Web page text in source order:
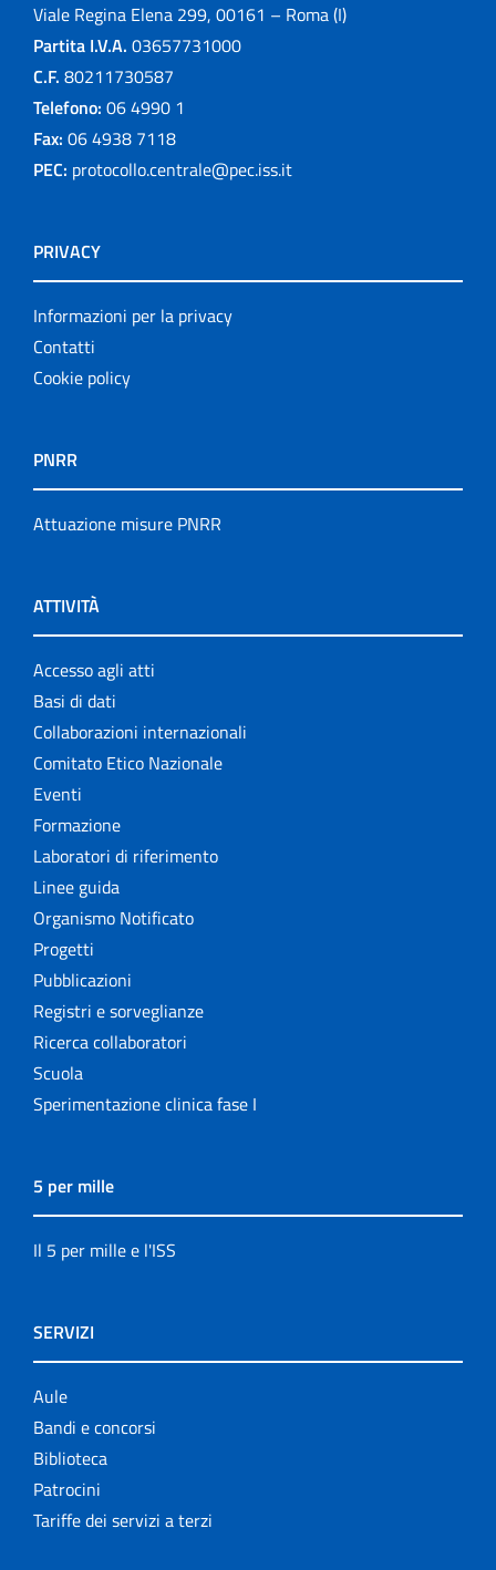
Viale Regina Elena 299, 00161 – Roma (I)
Partita I.V.A. 03657731000
C.F. 80211730587
Telefono: 06 4990 1
Fax: 06 4938 7118
PEC: protocollo.centrale@pec.iss.it
PRIVACY
Informazioni per la privacy
Contatti
Cookie policy
PNRR
Attuazione misure PNRR
ATTIVITÀ
Accesso agli atti
Basi di dati
Collaborazioni internazionali
Comitato Etico Nazionale
Eventi
Formazione
Laboratori di riferimento
Linee guida
Organismo Notificato
Progetti
Pubblicazioni
Registri e sorveglianze
Ricerca collaboratori
Scuola
Sperimentazione clinica fase I
5 per mille
Il 5 per mille e l'ISS
SERVIZI
Aule
Bandi e concorsi
Biblioteca
Patrocini
Tariffe dei servizi a terzi